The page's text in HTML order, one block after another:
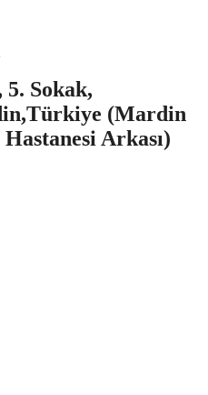
Sokak,
,Türkiye (Mardin
Arkası)